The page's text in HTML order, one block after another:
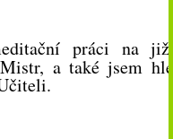
práci na již
a také jsem